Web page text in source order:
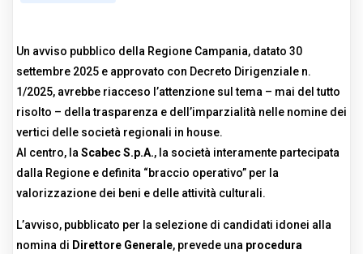
Un avviso pubblico della Regione Campania, datato 30
settembre 2025 e approvato con Decreto Dirigenziale n.
1/2025, avrebbe riacceso l’attenzione sul tema – mai del tutto
risolto – della trasparenza e dell’imparzialità nelle nomine dei
vertici delle società regionali in house.
Al centro, la Scabec S.p.A., la società interamente partecipata
dalla Regione e definita “braccio operativo” per la
valorizzazione dei beni e delle attività culturali.
L’avviso, pubblicato per la selezione di candidati idonei alla
nomina di Direttore Generale, prevede una procedura